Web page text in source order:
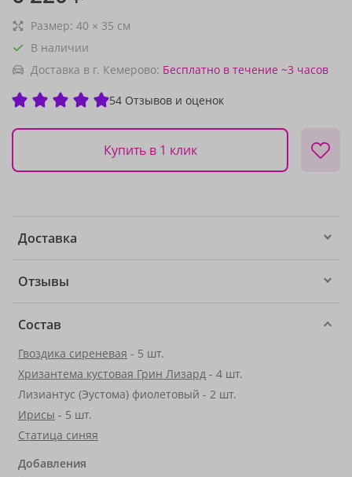
Размер: 40 × 35 см
В наличии
Доставка в г. Кемерово: Бесплатно в течение ~3 часов
54 Отзывов и оценок
Купить в 1 клик
Доставка
Отзывы
Состав
Гвоздика сиреневая - 5 шт.
Хризантема кустовая Грин Лизард - 4 шт.
Лизиантус (Эустома) фиолетовый - 2 шт.
Ирисы - 5 шт.
Статица синяя
Добавления